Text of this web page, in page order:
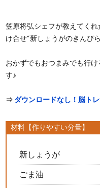
笠原将弘シェフが教えてく
け合せ“新しょうがのきんぴら
おかずでもおつまみでも行
す♪
⇒ ダウンロードなし！脳ト
材料【作りやすい分量】
新しょうが
ごま油